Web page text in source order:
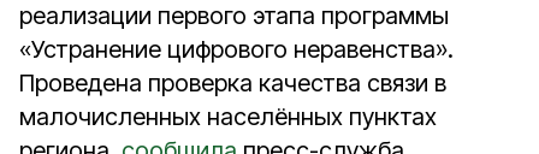
реализации первого этапа программы
«Устранение цифрового неравенства».
Проведена проверка качества связи в
малочисленных населённых пунктах